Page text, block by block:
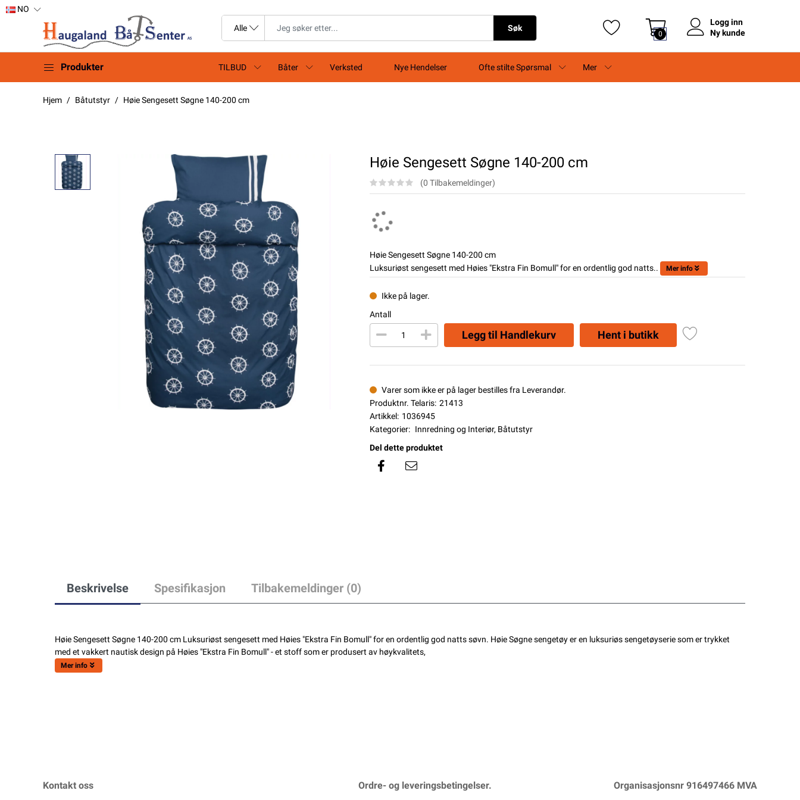
NO
Søk
0
Logg inn
Ny kunde
Produkter TILBUD Båter Verksted Nye Hendelser Ofte stilte Spørsmal Mer
Hjem Båtutstyr Høie Sengesett Søgne 140-200 cm
Høie Sengesett Søgne 140-200 cm
(0 Tilbakemeldinger)
Høie Sengesett Søgne 140-200 cm
Luksuriøst sengesett med Høies "Ekstra Fin Bomull" for en ordentlig god natts..
Mer info
Ikke på lager.
Antall
Legg til Handlekurv Hent i butikk
Varer som ikke er på lager bestilles fra Leverandør.
Produktnr. Telaris: 21413
Artikkel: 1036945
Kategorier: Innredning og Interiør, Båtutstyr
Del dette produktet
Beskrivelse Spesifikasjon Tilbakemeldinger (0)
Høie Sengesett Søgne 140-200 cm Luksuriøst sengesett med Høies "Ekstra Fin Bomull" for en ordentlig god natts søvn. Høie Søgne sengetøy er en luksuriøs sengetøyserie som er trykket
med et vakkert nautisk design på Høies "Ekstra Fin Bomull" - et stoff som er produsert av høykvalitets,
Mer info
Kontakt oss Ordre- og leveringsbetingelser. Organisasjonsnr 916497466 MVA